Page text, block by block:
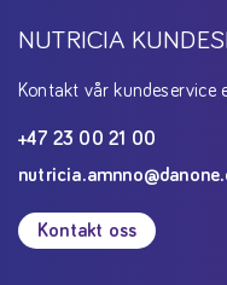
NUTRICIA
Kontakt vår kundeservice
+47 23 00 21 00
Kontakt oss